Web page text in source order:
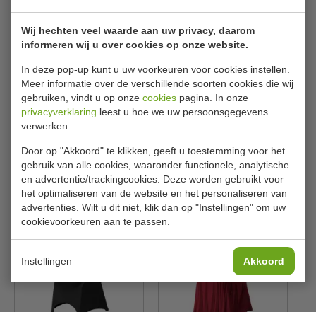
Wij hechten veel waarde aan uw privacy, daarom
informeren wij u over cookies op onze website.
In deze pop-up kunt u uw voorkeuren voor cookies instellen.
Meer informatie over de verschillende soorten cookies die wij
gebruiken, vindt u op onze cookies pagina. In onze
privacyverklaring leest u hoe we uw persoonsgegevens
verwerken.
Door op "Akkoord" te klikken, geeft u toestemming voor het
gebruik van alle cookies, waaronder functionele, analytische
en advertentie/trackingcookies. Deze worden gebruikt voor
het optimaliseren van de website en het personaliseren van
advertenties. Wilt u dit niet, klik dan op "Instellingen" om uw
cookievoorkeuren aan te passen.
Instellingen Akkoord
Specificaties
Model
900302
Kleur
oranje
Wasbaar
40°C
Materiaal
90% polyester + 10% elastane
Gewicht stof
180 gr/m2
Is dit iets voor jou?